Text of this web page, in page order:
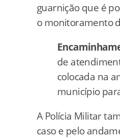
guarnição que é
o monitoramento
de
colocada na
município
A Polícia Militar
caso e pelo